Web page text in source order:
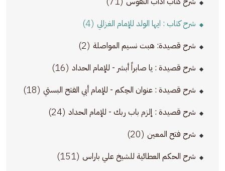
شرح كتاب : ايها الولد للإمام الغزالي (4)
شرح قصيدة: هبت نسيم المواصلة (2)
شرح قصيدة : يا صابراً أبشر - للإمام الحداد (16)
شرح قصيدة : عنوان الحِكم - للإمام أبي الفتح البستي (18)
شرح قصيدة : إلزم باب ربك - للإمام الحداد (24)
شرح فتح المعين (20)
شرح الحكم العطائية للشيخ علي باراس (151)